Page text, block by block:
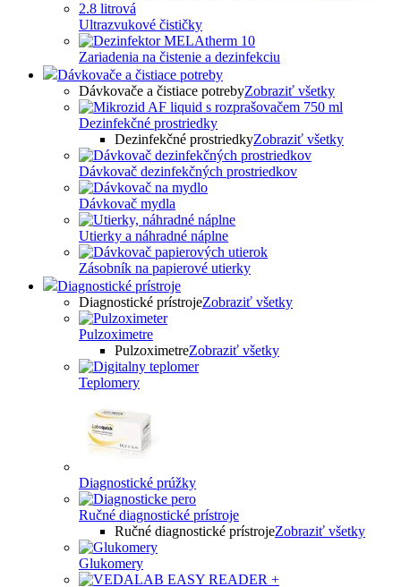
Ultrazvukové čističky
Zariadenia na čistenie a dezinfekciu
Dávkovače a čistiace potreby
Dávkovače a čistiace potrebyZobraziť všetky
Dezinfekčné prostriedky
Dezinfekčné prostriedkyZobraziť všetky
Dávkovač dezinfekčných prostriedkov
Dávkovač mydla
Utierky a náhradné náplne
Zásobník na papierové utierky
Diagnostické prístroje
Diagnostické prístrojeZobraziť všetky
Pulzoximetre
PulzoximetreZobraziť všetky
Teplomery
Diagnostické prúžky
Ručné diagnostické prístroje
Ručné diagnostické prístrojeZobraziť všetky
Glukomery